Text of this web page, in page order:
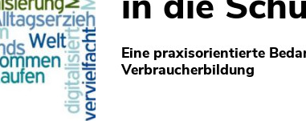
Eine praxisorientierte
Verbraucherbildung